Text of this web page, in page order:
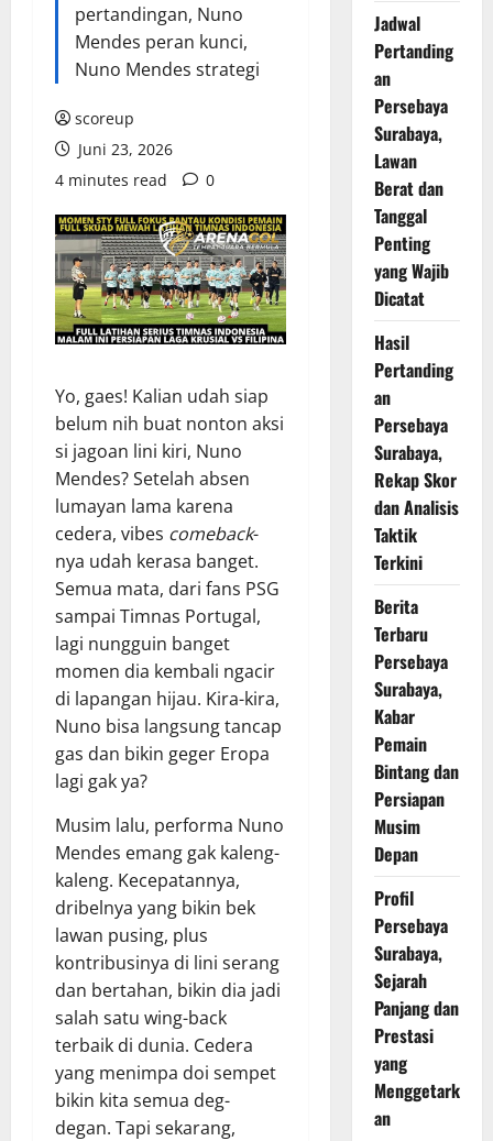
pertandingan, Nuno
Mendes peran kunci,
Nuno Mendes strategi
scoreup
Juni 23, 2026
4 minutes read
0
Yo, gaes! Kalian udah siap
belum nih buat nonton aksi
si jagoan lini kiri, Nuno
Mendes? Setelah absen
lumayan lama karena
cedera, vibes comeback-
nya udah kerasa banget.
Semua mata, dari fans PSG
sampai Timnas Portugal,
lagi nungguin banget
momen dia kembali ngacir
di lapangan hijau. Kira-kira,
Nuno bisa langsung tancap
gas dan bikin geger Eropa
lagi gak ya?
Musim lalu, performa Nuno
Mendes emang gak kaleng-
kaleng. Kecepatannya,
dribelnya yang bikin bek
lawan pusing, plus
kontribusinya di lini serang
dan bertahan, bikin dia jadi
salah satu wing-back
terbaik di dunia. Cedera
yang menimpa doi sempet
bikin kita semua deg-
degan. Tapi sekarang,
Jadwal
Pertanding
an
Persebaya
Surabaya,
Lawan
Berat dan
Tanggal
Penting
yang Wajib
Dicatat
Hasil
Pertanding
an
Persebaya
Surabaya,
Rekap Skor
dan Analisis
Taktik
Terkini
Berita
Terbaru
Persebaya
Surabaya,
Kabar
Pemain
Bintang dan
Persiapan
Musim
Depan
Profil
Persebaya
Surabaya,
Sejarah
Panjang dan
Prestasi
yang
Menggetark
an